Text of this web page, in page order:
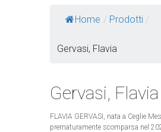
Home / Prodotti /
Gervasi, Flavia
Gervasi, Flavia
FLAVIA GERVASI, nata a Ceglie
prematuramente scomparsa nel